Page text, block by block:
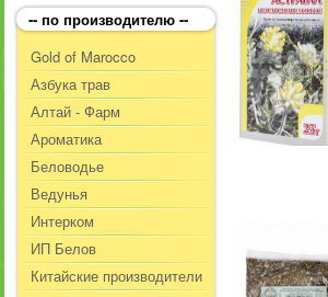
-- по производителю --
Gold of Marocco
Азбука трав
Алтай - Фарм
Ароматика
Беловодье
Ведунья
Интерком
ИП Белов
Китайские производители